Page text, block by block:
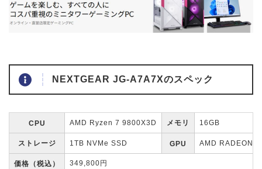
NEXTGEAR JG-A7A7Xのスペック
CPU AMD Ryzen 7 9800X3D メモリ 16GB
ストレージ 1TB NVMe SSD GPU AMD RADEON
価格（税込） 349,800円